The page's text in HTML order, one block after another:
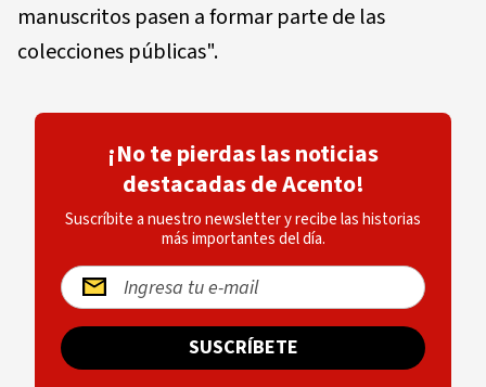
manuscritos pasen a formar parte de las
colecciones públicas".
¡No te pierdas las noticias
destacadas de Acento!
Suscríbite a nuestro newsletter y recibe las historias
más importantes del día.
SUSCRÍBETE